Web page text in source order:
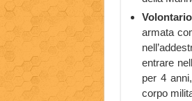
armata
entrare
per 4
corpo